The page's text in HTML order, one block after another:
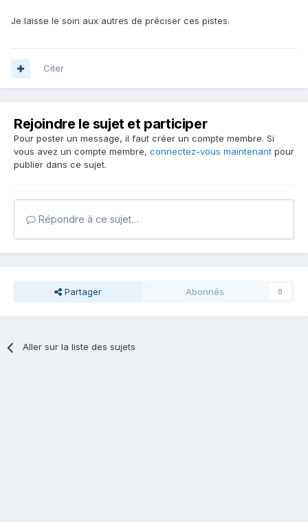
Je laisse le soin aux autres de préciser ces pistes.
Citer
Rejoindre le sujet et participer
Pour poster un message, il faut créer un compte membre. Si
vous avez un compte membre, connectez-vous maintenant pour
publier dans ce sujet.
Répondre à ce sujet…
Partager Abonnés 0
Aller sur la liste des sujets